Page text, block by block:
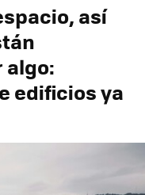
así
algo:
edificios ya